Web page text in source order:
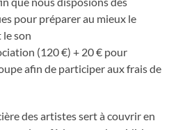
pour préparer au mieux le
son
(120 €) + 20 € pour
afin de participer aux frais de
des artistes sert à couvrir en